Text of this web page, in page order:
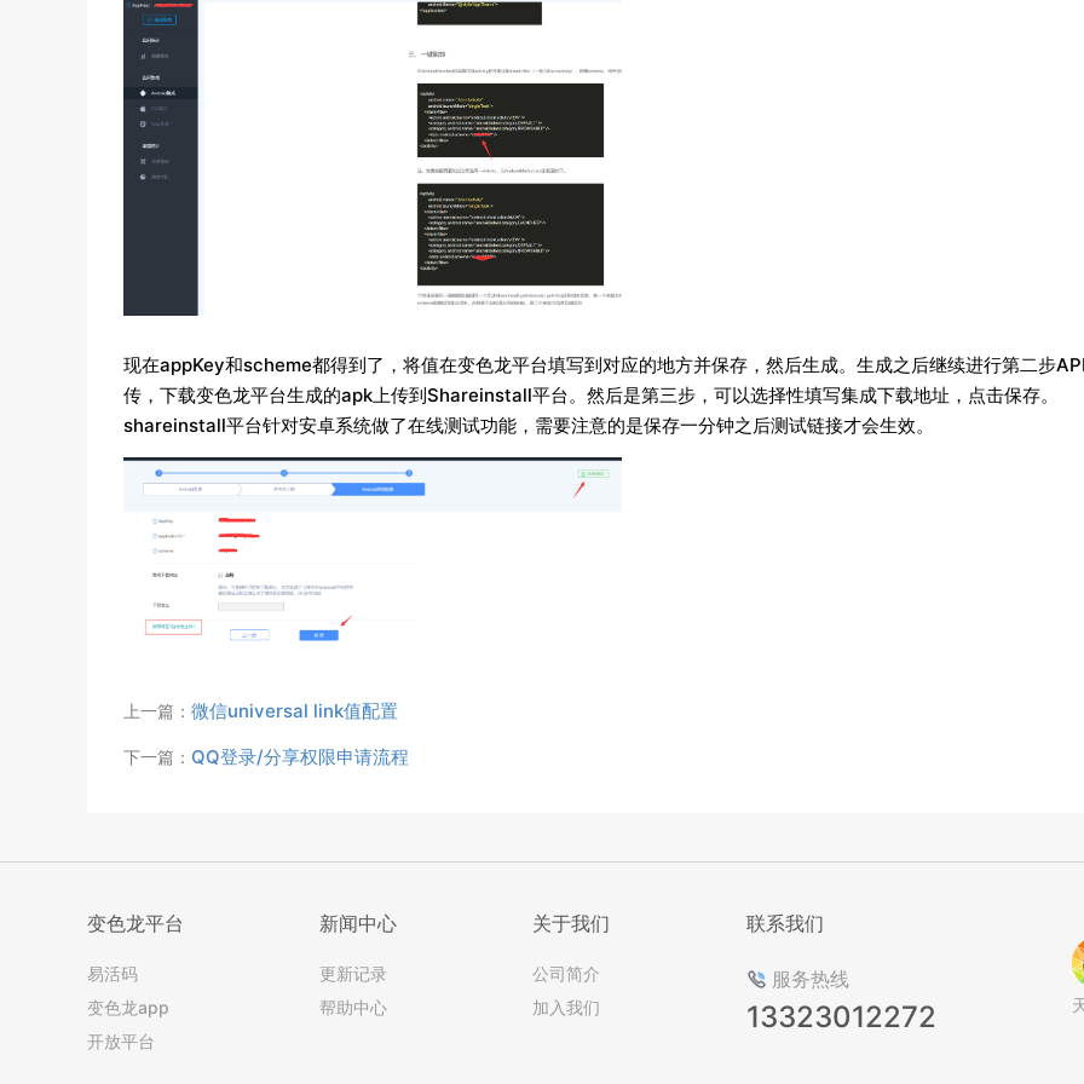
现在appKey和scheme都得到了，将值在变色龙平台填写到对应的地方并保存，然后生成。生成之后继续进行第二步
传，下载变色龙平台生成的apk上传到Shareinstall平台。然后是第三步，可以选择性填写集成下载地址，点击保存。
shareinstall平台针对安卓系统做了在线测试功能，需要注意的是保存一分钟之后测试链接才会生效。
上一篇： 微信universal link值配置
下一篇： QQ登录/分享权限申请流程
变色龙平台
易活码
变色龙app
开放平台
新闻中心
更新记录
帮助中心
关于我们
公司简介
加入我们
联系我们
服务热线
13323012272